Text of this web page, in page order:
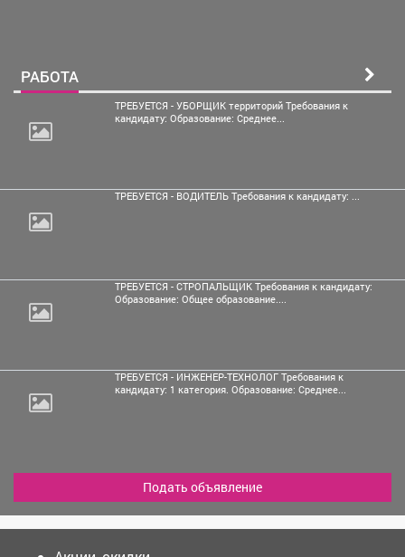
РАБОТА
ТРЕБУЕТСЯ - УБОРЩИК территорий Требования к
кандидату: Образование: Среднее...
ТРЕБУЕТСЯ - ВОДИТЕЛЬ Требования к кандидату: ...
ТРЕБУЕТСЯ - СТРОПАЛЬЩИК Требования к кандидату:
Образование: Общее образование....
ТРЕБУЕТСЯ - ИНЖЕНЕР-ТЕХНОЛОГ Требования к
кандидату: 1 категория. Образование: Среднее...
Подать объявление